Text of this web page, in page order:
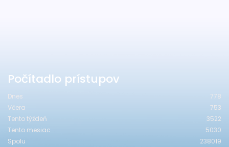
Počítadlo prístupov
Dnes
778
Včera
753
Tento týždeň
3522
Tento mesiac
5030
Spolu
238019